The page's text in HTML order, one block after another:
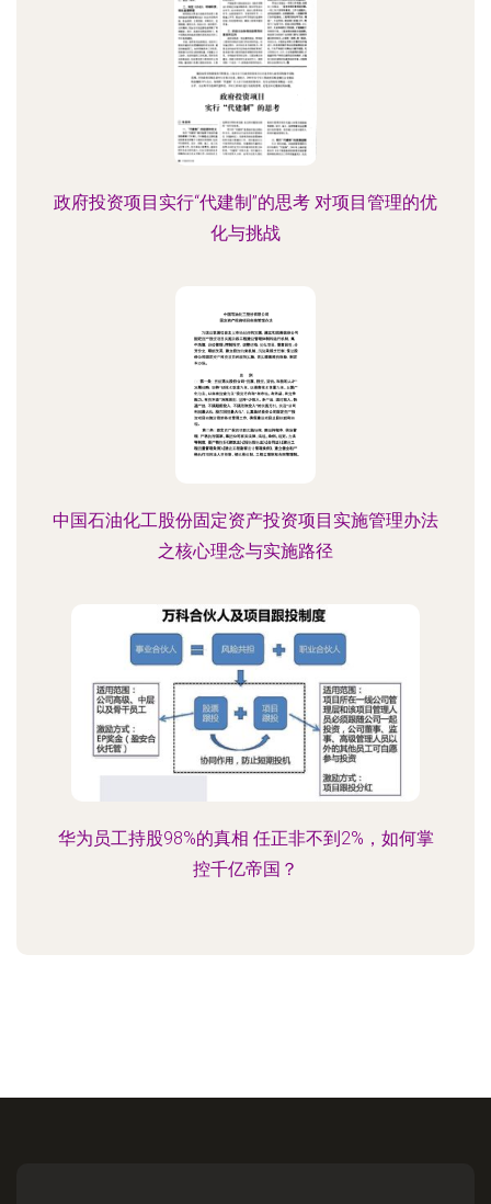
政府投资项目实行“代建制”的思考 对项目管理的优
化与挑战
中国石油化工股份固定资产投资项目实施管理办法
之核心理念与实施路径
华为员工持股98%的真相 任正非不到2%，如何掌
控千亿帝国？